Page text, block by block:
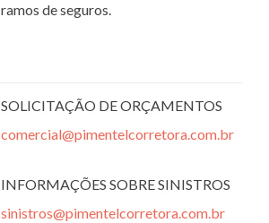
ramos de seguros.
SOLICITAÇÃO DE ORÇAMENTOS
comercial@pimentelcorretora.com.br
INFORMAÇÕES SOBRE SINISTROS
sinistros@pimentelcorretora.com.br